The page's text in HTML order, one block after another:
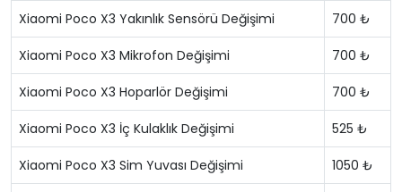
Xiaomi Poco X3 Yakınlık Sensörü Değişimi 700 ₺
Xiaomi Poco X3 Mikrofon Değişimi 700 ₺
Xiaomi Poco X3 Hoparlör Değişimi 700 ₺
Xiaomi Poco X3 İç Kulaklık Değişimi 525 ₺
Xiaomi Poco X3 Sim Yuvası Değişimi 1050 ₺